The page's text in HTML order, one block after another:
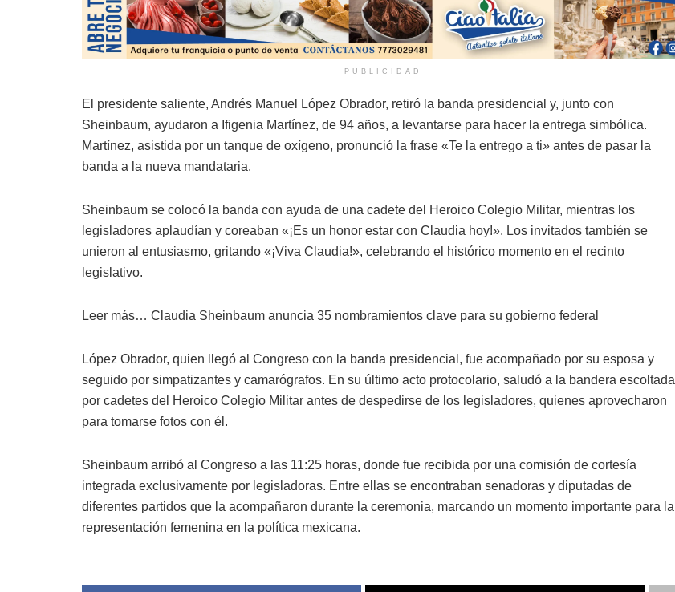
PUBLICIDAD
El presidente saliente, Andrés Manuel López Obrador, retiró la banda presidencial y, junto con
Sheinbaum, ayudaron a Ifigenia Martínez, de 94 años, a levantarse para hacer la entrega simbólica.
Martínez, asistida por un tanque de oxígeno, pronunció la frase «Te la entrego a ti» antes de pasar la
banda a la nueva mandataria.
Sheinbaum se colocó la banda con ayuda de una cadete del Heroico Colegio Militar, mientras los
legisladores aplaudían y coreaban «¡Es un honor estar con Claudia hoy!». Los invitados también se
unieron al entusiasmo, gritando «¡Viva Claudia!», celebrando el histórico momento en el recinto
legislativo.
Leer más… Claudia Sheinbaum anuncia 35 nombramientos clave para su gobierno federal
López Obrador, quien llegó al Congreso con la banda presidencial, fue acompañado por su esposa y
seguido por simpatizantes y camarógrafos. En su último acto protocolario, saludó a la bandera escoltada
por cadetes del Heroico Colegio Militar antes de despedirse de los legisladores, quienes aprovecharon
para tomarse fotos con él.
Sheinbaum arribó al Congreso a las 11:25 horas, donde fue recibida por una comisión de cortesía
integrada exclusivamente por legisladoras. Entre ellas se encontraban senadoras y diputadas de
diferentes partidos que la acompañaron durante la ceremonia, marcando un momento importante para la
representación femenina en la política mexicana.